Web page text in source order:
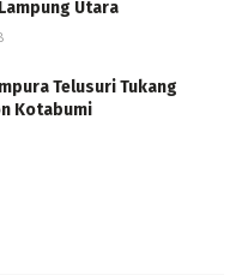
Utara
Telusuri Tukang
Kotabumi